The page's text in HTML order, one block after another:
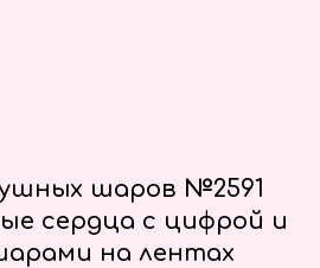
шаров №2591
сердца с цифрой и
на лентах